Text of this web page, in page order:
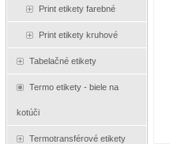
Print etikety farebné
Print etikety kruhové
Tabelačné etikety
Termo etikety - biele na
kotúči
Termotransférové etikety